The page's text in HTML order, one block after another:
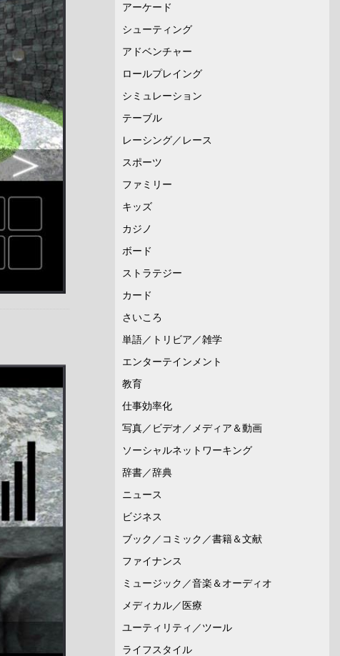
アーケード
シューティング
アドベンチャー
ロールプレイング
シミュレーション
テーブル
レーシング／レース
スポーツ
ファミリー
キッズ
カジノ
ボード
ストラテジー
カード
さいころ
単語／トリビア／雑学
エンターテインメント
教育
仕事効率化
写真／ビデオ／メディア＆動画
ソーシャルネットワーキング
辞書／辞典
ニュース
ビジネス
ブック／コミック／書籍＆文献
ファイナンス
ミュージック／音楽＆オーディオ
メディカル／医療
ユーティリティ／ツール
ライフスタイル